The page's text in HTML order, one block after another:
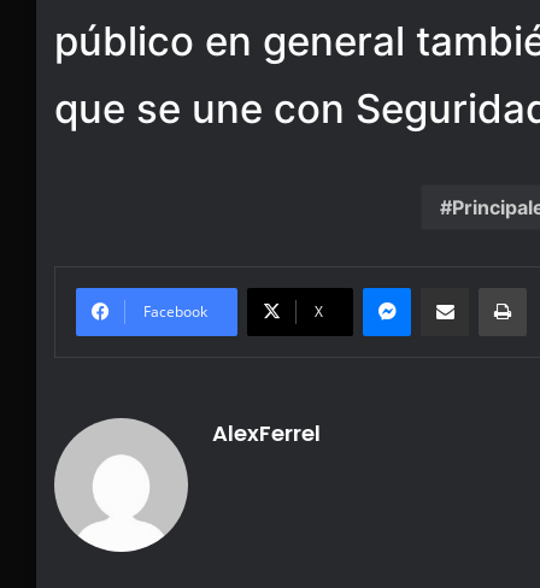
público en general
que se une con
Facebook X
Messenger
Share via Email
AlexFerrel